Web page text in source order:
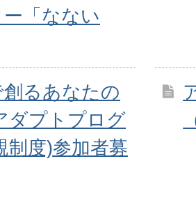
「なない
るあなたの
ダプトプログ
制度)参加者募